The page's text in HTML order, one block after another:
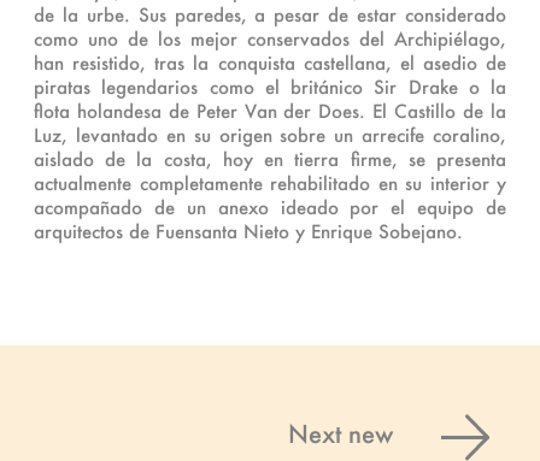
de la urbe. Sus paredes, a pesar de estar considerado
como uno de los mejor conservados del Archipiélago,
han resistido, tras la conquista castellana, el asedio de
piratas legendarios como el británico Sir Drake o la
flota holandesa de Peter Van der Does. El Castillo de la
Luz, levantado en su origen sobre un arrecife coralino,
aislado de la costa, hoy en tierra firme, se presenta
actualmente completamente rehabilitado en su interior y
acompañado de un anexo ideado por el equipo de
arquitectos de Fuensanta Nieto y Enrique Sobejano.
Next new